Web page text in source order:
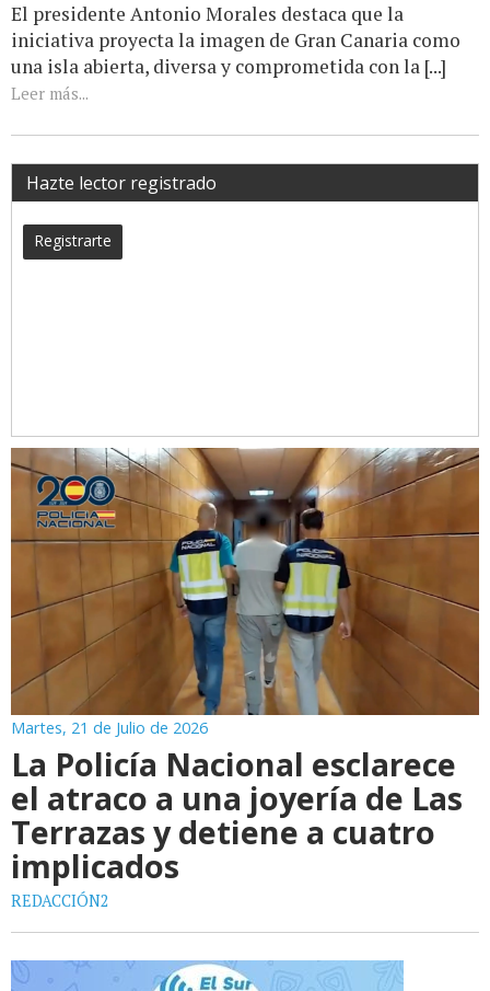
El presidente Antonio Morales destaca que la
iniciativa proyecta la imagen de Gran Canaria como
una isla abierta, diversa y comprometida con la [...]
Leer más...
Hazte lector registrado
Registrarte
Martes, 21 de Julio de 2026
La Policía Nacional esclarece
el atraco a una joyería de Las
Terrazas y detiene a cuatro
implicados
REDACCIÓN2